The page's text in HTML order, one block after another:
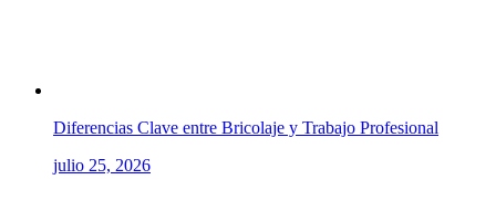
Diferencias Clave entre Bricolaje y Trabajo Profesional
julio 25, 2026